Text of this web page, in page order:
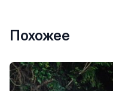
Похожее